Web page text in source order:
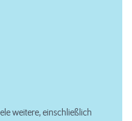
weitere, einschließlich